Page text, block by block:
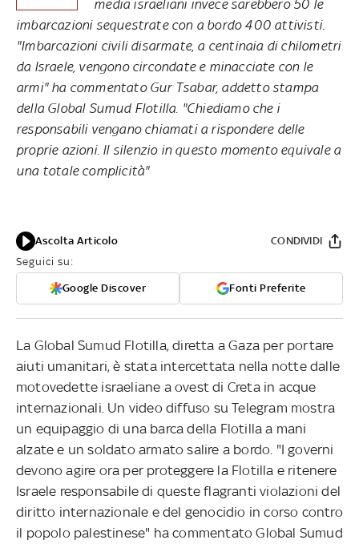
media israeliani invece sarebbero 50 le
imbarcazioni sequestrate con a bordo 400 attivisti.
"Imbarcazioni civili disarmate, a centinaia di chilometri
da Israele, vengono circondate e minacciate con le
armi" ha commentato Gur Tsabar, addetto stampa
della Global Sumud Flotilla. "Chiediamo che i
responsabili vengano chiamati a rispondere delle
proprie azioni. Il silenzio in questo momento equivale a
una totale complicità"
Ascolta Articolo
Seguici su:
Google Discover Fonti Preferite
CONDIVIDI
La Global Sumud Flotilla, diretta a Gaza per portare
aiuti umanitari, è stata intercettata nella notte dalle
motovedette israeliane a ovest di Creta in acque
internazionali. Un video diffuso su Telegram mostra
un equipaggio di una barca della Flotilla a mani
alzate e un soldato armato salire a bordo. "I governi
devono agire ora per proteggere la Flotilla e ritenere
Israele responsabile di queste flagranti violazioni del
diritto internazionale e del genocidio in corso contro
il popolo palestinese" ha commentato Global Sumud